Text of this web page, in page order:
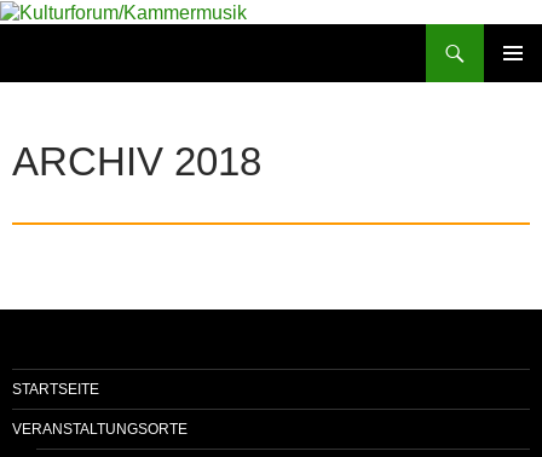
Zum
ARCHIV 2018
STARTSEITE
VERANSTALTUNGSORTE